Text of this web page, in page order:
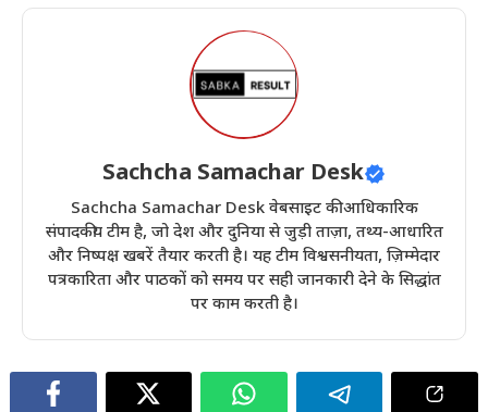
Sachcha Samachar Desk
Sachcha Samachar Desk वेबसाइट की आधिकारिक
संपादकीय टीम है, जो देश और दुनिया से जुड़ी ताज़ा, तथ्य-आधारित
और निष्पक्ष खबरें तैयार करती है। यह टीम विश्वसनीयता, ज़िम्मेदार
पत्रकारिता और पाठकों को समय पर सही जानकारी देने के सिद्धांत
पर काम करती है।